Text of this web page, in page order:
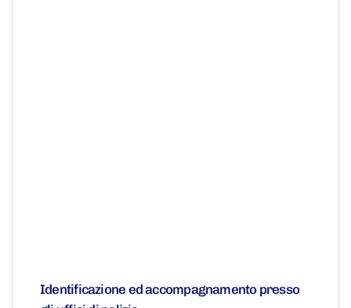
Identificazione ed accompagnamento presso